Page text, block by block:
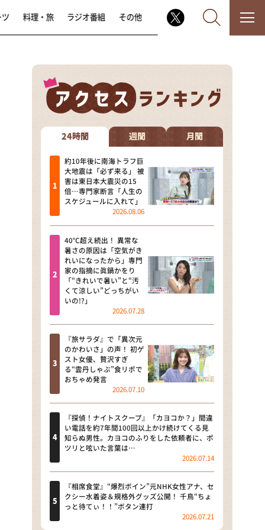
なるみ・岡村の過ぎるTV
相席食堂
これ余談なんですけど・・・
～人生密着トークバラエティ！
～ やすとものいたって真剣です
探偵！ナイトスクープ
news おかえり
河合＆A.B.C-Z塚田×福井アナ
「なんでやねん！？」（news お
かえり）
DAIGOも台所 ～きょうの献立 何
にする？～
本日はダイアンなり！シーズン２
朝だ！生です旅サラダ
教えて！ニュースライブ 正義の
ミカタ
ＬＩＦＥ～夢のカタチ～
新婚さんいらっしゃい！
ポツンと一軒家
ザキ山小屋本館
料理・旅 ラジオ番組 その他
24時間 週間 月間
約10年後に南海トラフ巨
大地震は「必ず来る」 被
害は東日本大震災の15
倍…専門家断言「人生の
スケジュールに入れて」
2026.08.06
40℃超え続出！ 異常な
暑さの原因は「空気がき
れいになったから」専門
家の指摘に眞鍋かをり
「“きれいで暑い”と“汚
くて涼しい”どっちがい
いの!?」
2026.07.28
『旅サラダ』で「異次元
のかわいさ」の声！ 初ゲ
スト女優、贅沢すぎ
る“雲丹しゃぶ”食リポで
おちゃめ発言
2026.07.10
『探偵！ナイトスクープ』「カヨコか？」間違
い電話を約7年間100回以上かけ続けてくる見
知らぬ男性。カヨコのふりをした依頼者に、ポ
ツリと呟いた言葉は…
2026.07.14
『相席食堂』“爆烈ボイン”元NHK女性アナ、セ
クシー水着姿＆規格外グッズ公開！ 千鳥“ちょ
っと待てぃ！！”ボタン連打
2026.07.21